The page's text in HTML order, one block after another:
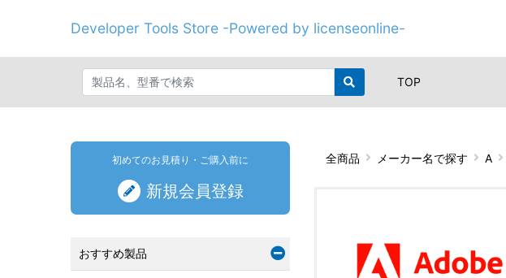
Developer Tools Store -Powered by licenseonline-
TOP
全商品 メーカー名で探す A
初めてのお見積り・ご購入前に
新規会員登録
おすすめ製品